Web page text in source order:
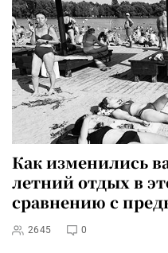
Как изменились
летний отдых в
сравнению с
2645 0